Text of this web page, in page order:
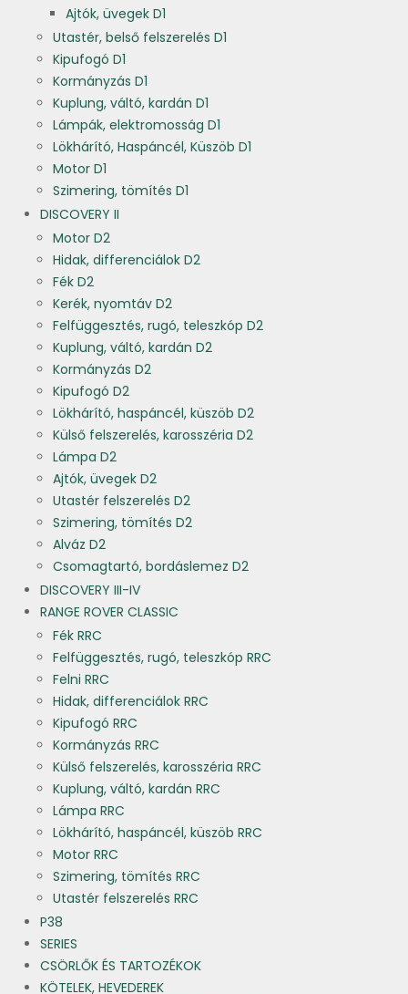
Ajtók, üvegek D1
Utastér, belső felszerelés D1
Kipufogó D1
Kormányzás D1
Kuplung, váltó, kardán D1
Lámpák, elektromosság D1
Lökhárító, Haspáncél, Küszöb D1
Motor D1
Szimering, tömítés D1
DISCOVERY II
Motor D2
Hidak, differenciálok D2
Fék D2
Kerék, nyomtáv D2
Felfüggesztés, rugó, teleszkóp D2
Kuplung, váltó, kardán D2
Kormányzás D2
Kipufogó D2
Lökhárító, haspáncél, küszöb D2
Külső felszerelés, karosszéria D2
Lámpa D2
Ajtók, üvegek D2
Utastér felszerelés D2
Szimering, tömítés D2
Alváz D2
Csomagtartó, bordáslemez D2
DISCOVERY III-IV
RANGE ROVER CLASSIC
Fék RRC
Felfüggesztés, rugó, teleszkóp RRC
Felni RRC
Hidak, differenciálok RRC
Kipufogó RRC
Kormányzás RRC
Külső felszerelés, karosszéria RRC
Kuplung, váltó, kardán RRC
Lámpa RRC
Lökhárító, haspáncél, küszöb RRC
Motor RRC
Szimering, tömítés RRC
Utastér felszerelés RRC
P38
SERIES
CSÖRLŐK ÉS TARTOZÉKOK
KÖTELEK, HEVEDEREK